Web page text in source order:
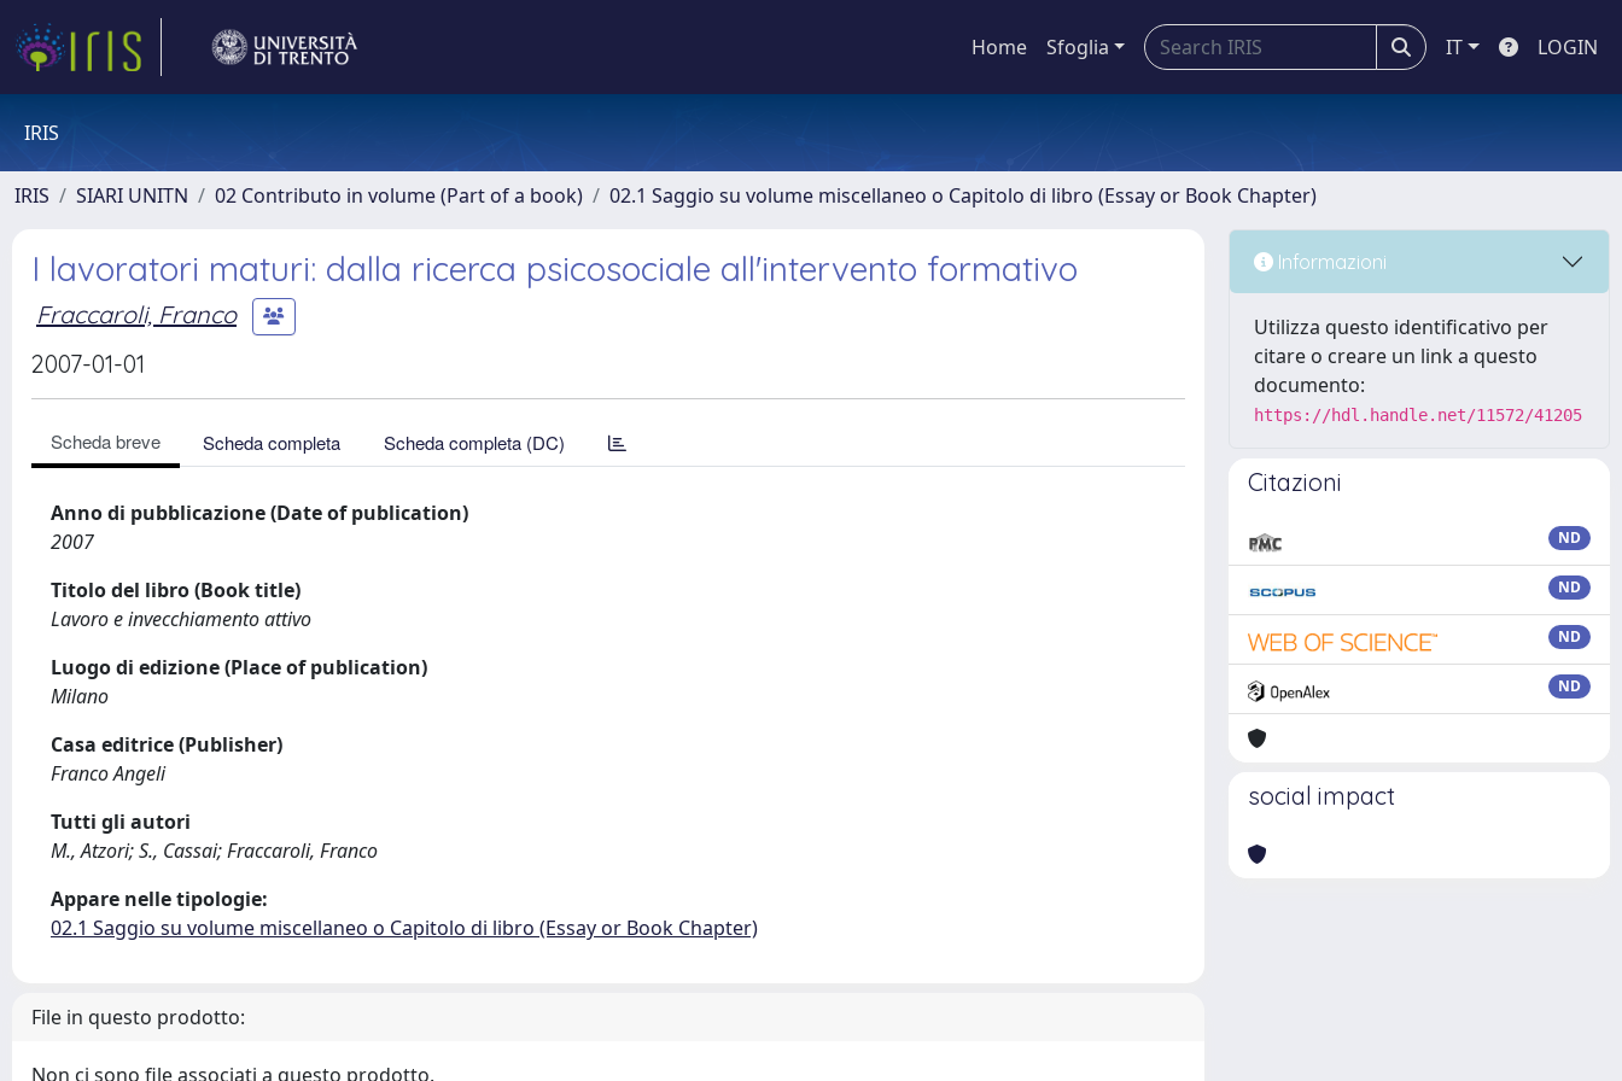
Home Sfoglia IT LOGIN
IRIS
IRIS SIARI UNITN 02 Contributo in volume (Part of a book) 02.1 Saggio su volume miscellaneo o Capitolo di libro (Essay or Book Chapter)
I lavoratori maturi: dalla ricerca psicosociale all'intervento formativo
Fraccaroli, Franco
2007-01-01
Scheda breve Scheda completa Scheda completa (DC)
Anno di pubblicazione (Date of publication)
2007
Titolo del libro (Book title)
Lavoro e invecchiamento attivo
Luogo di edizione (Place of publication)
Milano
Casa editrice (Publisher)
Franco Angeli
Tutti gli autori
M., Atzori; S., Cassai; Fraccaroli, Franco
Appare nelle tipologie:
02.1 Saggio su volume miscellaneo o Capitolo di libro (Essay or Book Chapter)
File in questo prodotto:
Non ci sono file associati a questo prodotto.
Informazioni
Utilizza questo identificativo per
citare o creare un link a questo
documento:
https://hdl.handle.net/11572/41205
Citazioni
ND
ND
ND
ND
social impact